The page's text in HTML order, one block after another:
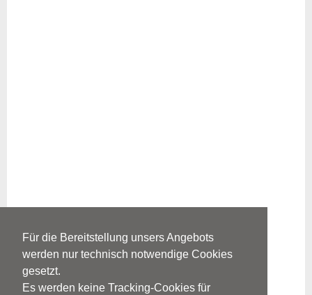
Für die Bereitstellung unsers Angebots
werden nur technisch notwendige Cookies
gesetzt.
Es werden keine Tracking-Cookies für